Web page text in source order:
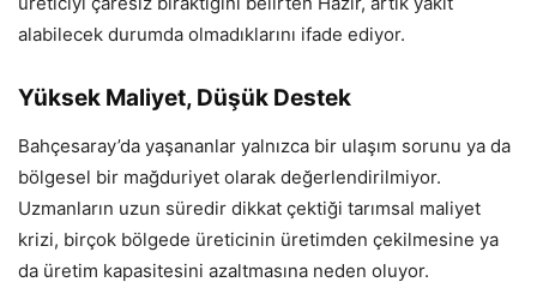
alabilecek durumda olmadıklarını ifade ediyor.
Yüksek Maliyet, Düşük Destek
Bahçesaray’da yaşananlar yalnızca bir ulaşım sorunu ya da
bölgesel bir mağduriyet olarak değerlendirilmiyor.
Uzmanların uzun süredir dikkat çektiği tarımsal maliyet
krizi, birçok bölgede üreticinin üretimden çekilmesine ya
da üretim kapasitesini azaltmasına neden oluyor.